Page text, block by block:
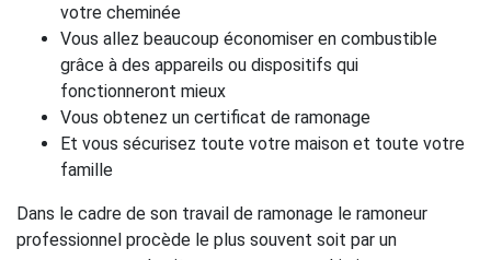
votre cheminée
Vous allez beaucoup économiser en combustible
grâce à des appareils ou dispositifs qui
fonctionneront mieux
Vous obtenez un certificat de ramonage
Et vous sécurisez toute votre maison et toute votre
famille
Dans le cadre de son travail de ramonage le ramoneur
professionnel procède le plus souvent soit par un